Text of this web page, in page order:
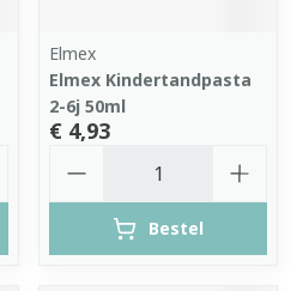
Elmex
Elmex Kindertandpasta
2-6j 50ml
€ 4,93
Bestel